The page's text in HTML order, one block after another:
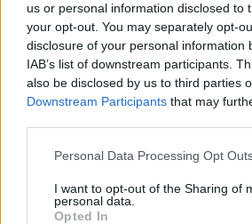
us or personal information disclosed to
your opt-out. You may separately opt-
disclosure of your personal information
IAB’s list of downstream participants.
also be disclosed by us to third parties
Downstream Participants that may
Personal Data Processing Opt
I want to opt-out of the Sharing of
personal data.
Opted In